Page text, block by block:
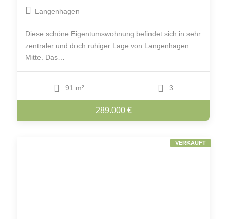
Langenhagen
Diese schöne Eigentumswohnung befindet sich in sehr
zentraler und doch ruhiger Lage von Langenhagen
Mitte. Das…
91 m² 3
289.000 €
VERKAUFT